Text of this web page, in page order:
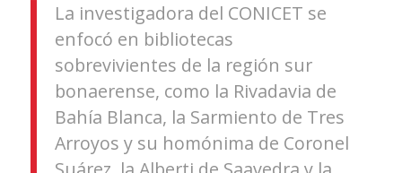
La investigadora del CONICET se
enfocó en bibliotecas
sobrevivientes de la región sur
bonaerense, como la Rivadavia de
Bahía Blanca, la Sarmiento de Tres
Arroyos y su homónima de Coronel